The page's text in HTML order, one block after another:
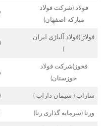
فولاد (شرکت فولاد
مبارکه اصفهان)
فولاژ (فولاد آلیاژی ایران
)
فخوز(شرکت فولاد
خوزستان)
ساراب ( سیمان داراب )
ورنا (سرمایه گذاری رنا)